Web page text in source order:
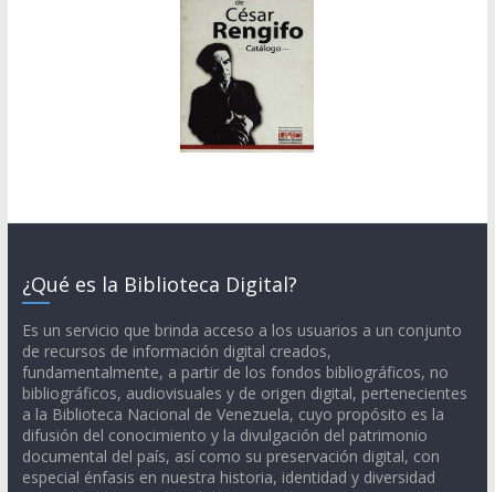
¿Qué es la Biblioteca Digital?
Es un servicio que brinda acceso a los usuarios a un conjunto
de recursos de información digital creados,
fundamentalmente, a partir de los fondos bibliográficos, no
bibliográficos, audiovisuales y de origen digital, pertenecientes
a la Biblioteca Nacional de Venezuela, cuyo propósito es la
difusión del conocimiento y la divulgación del patrimonio
documental del país, así como su preservación digital, con
especial énfasis en nuestra historia, identidad y diversidad